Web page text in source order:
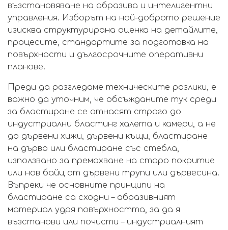
възстановяване на абразива и интелигентни
управления. Изборът на най-доброто решение
изисква структурирана оценка на детайлите,
процесите, стандартите за подготовка на
повърхности и дългосрочните оперативни
планове.
Преди да разгледаме техническите разлики, е
важно да уточним, че обсъжданите тук среди
за бластиране се отнасят строго до
индустриални бластинг халета и камери, а не
до дървени хижи, дървени къщи, бластиране
на дърво или бластиране със стебла,
използвано за премахване на старо покритие
или нов байц от дървени трупи или дървесина.
Въпреки че основните принципи на
бластиране са сходни – абразивният
материал удря повърхността, за да я
възстанови или почисти – индустриалният